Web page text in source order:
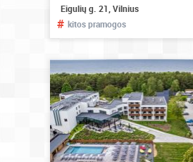
Eigulių g. 21, Vilnius
# kitos pramogos